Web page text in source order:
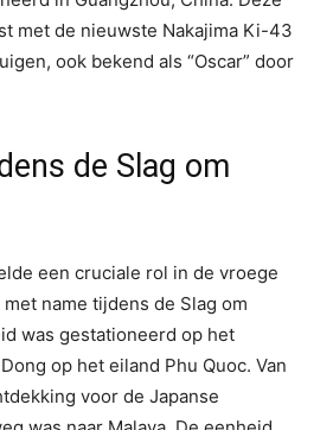
met de nieuwste Nakajima Ki-43
ook bekend als “Oscar” door
de Slag om
een cruciale rol in de vroege
name tijdens de Slag om
was gestationeerd op het
op het eiland Phu Quoc. Van
voor de Japanse